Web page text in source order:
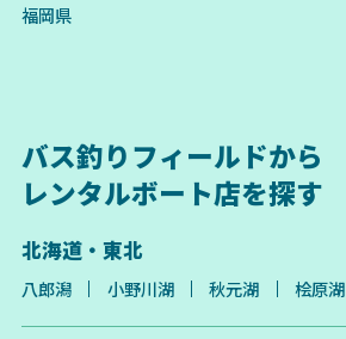
福岡県
バス釣りフィールドから
レンタルボート店を探す
北海道・東北
八郎潟 小野川湖 秋元湖 桧原湖